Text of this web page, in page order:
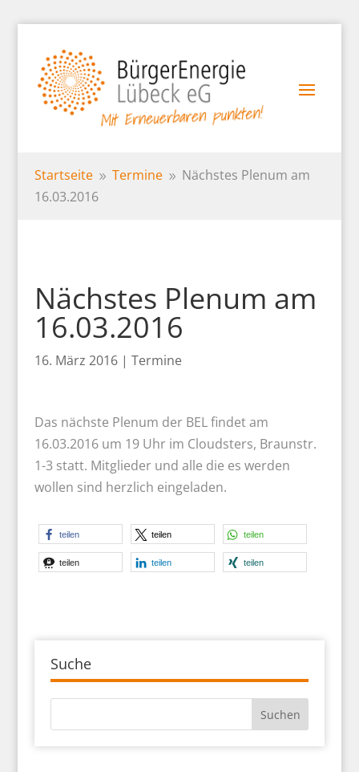
Startseite 9 Termine 9 Nächstes Plenum am
16.03.2016
Nächstes Plenum am
16.03.2016
16. März 2016| Termine
Das nächste Plenum der BEL findet am
16.03.2016 um 19 Uhr im Cloudsters, Braunstr.
1-3 statt. Mitglieder und alle die es werden
wollen sind herzlich eingeladen.
teilen teilen teilen
teilen teilen teilen
Suche